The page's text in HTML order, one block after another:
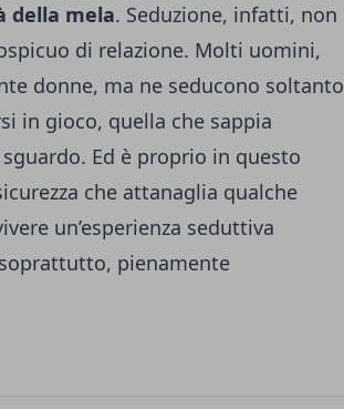
della mela. Seduzione, infatti, non
di relazione. Molti uomini,
donne, ma ne seducono soltanto
in gioco, quella che sappia
Ed è proprio in questo
che attanaglia qualche
un’esperienza seduttiva
pienamente